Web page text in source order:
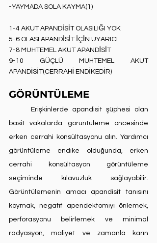
-YAYMADA SOLA KAYMA(1)
1-4 AKUT APANDİSİT OLASILIĞI YOK
5-6 OLASI APANDİSİT İÇİN UYARICI
7-8 MUHTEMEL AKUT APANDİSİT
9-10 GÜÇLÜ MUHTEMEL AKUT
APANDİSİT(CERRAHİ ENDİKEDİR)
GÖRÜNTÜLEME
basit vakalarda görüntüleme öncesinde
erken cerrahi konsültasyonu alın. Yardımcı
görüntüleme endike olduğunda, erken
cerrahi konsültasyon görüntüleme
seçiminde kılavuzluk sağlayabilir.
Görüntülemenin amacı apandisit tanısını
koymak, negatif apendektomiyi önlemek,
perforasyonu belirlemek ve minimal
radyasyon, maliyet ve zamanla karın